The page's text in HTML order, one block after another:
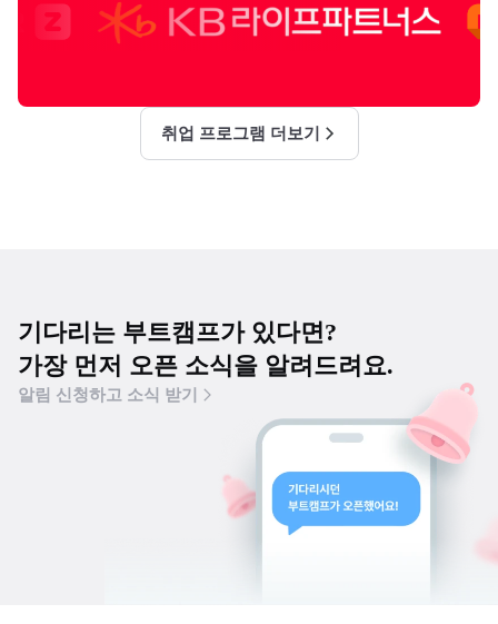
취업 프로그램 더보기
기다리는 부트캠프가 있다면?
가장 먼저 오픈 소식을 알려드려요.
알림 신청하고 소식 받기